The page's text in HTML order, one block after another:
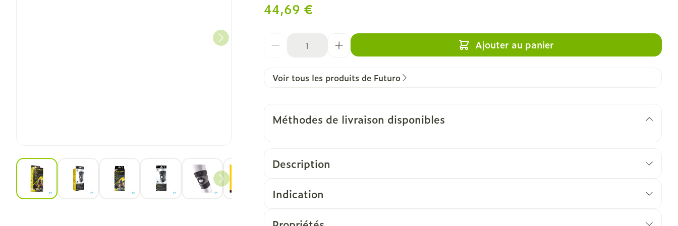
View larger imageView larger imageView larger imageView larger imageView larger imageView larger imageView larger imageView larger image
44,69 €
Ajouter au panier
Voir tous les produits de Futuro
Méthodes de livraison disponibles
Description
Indication